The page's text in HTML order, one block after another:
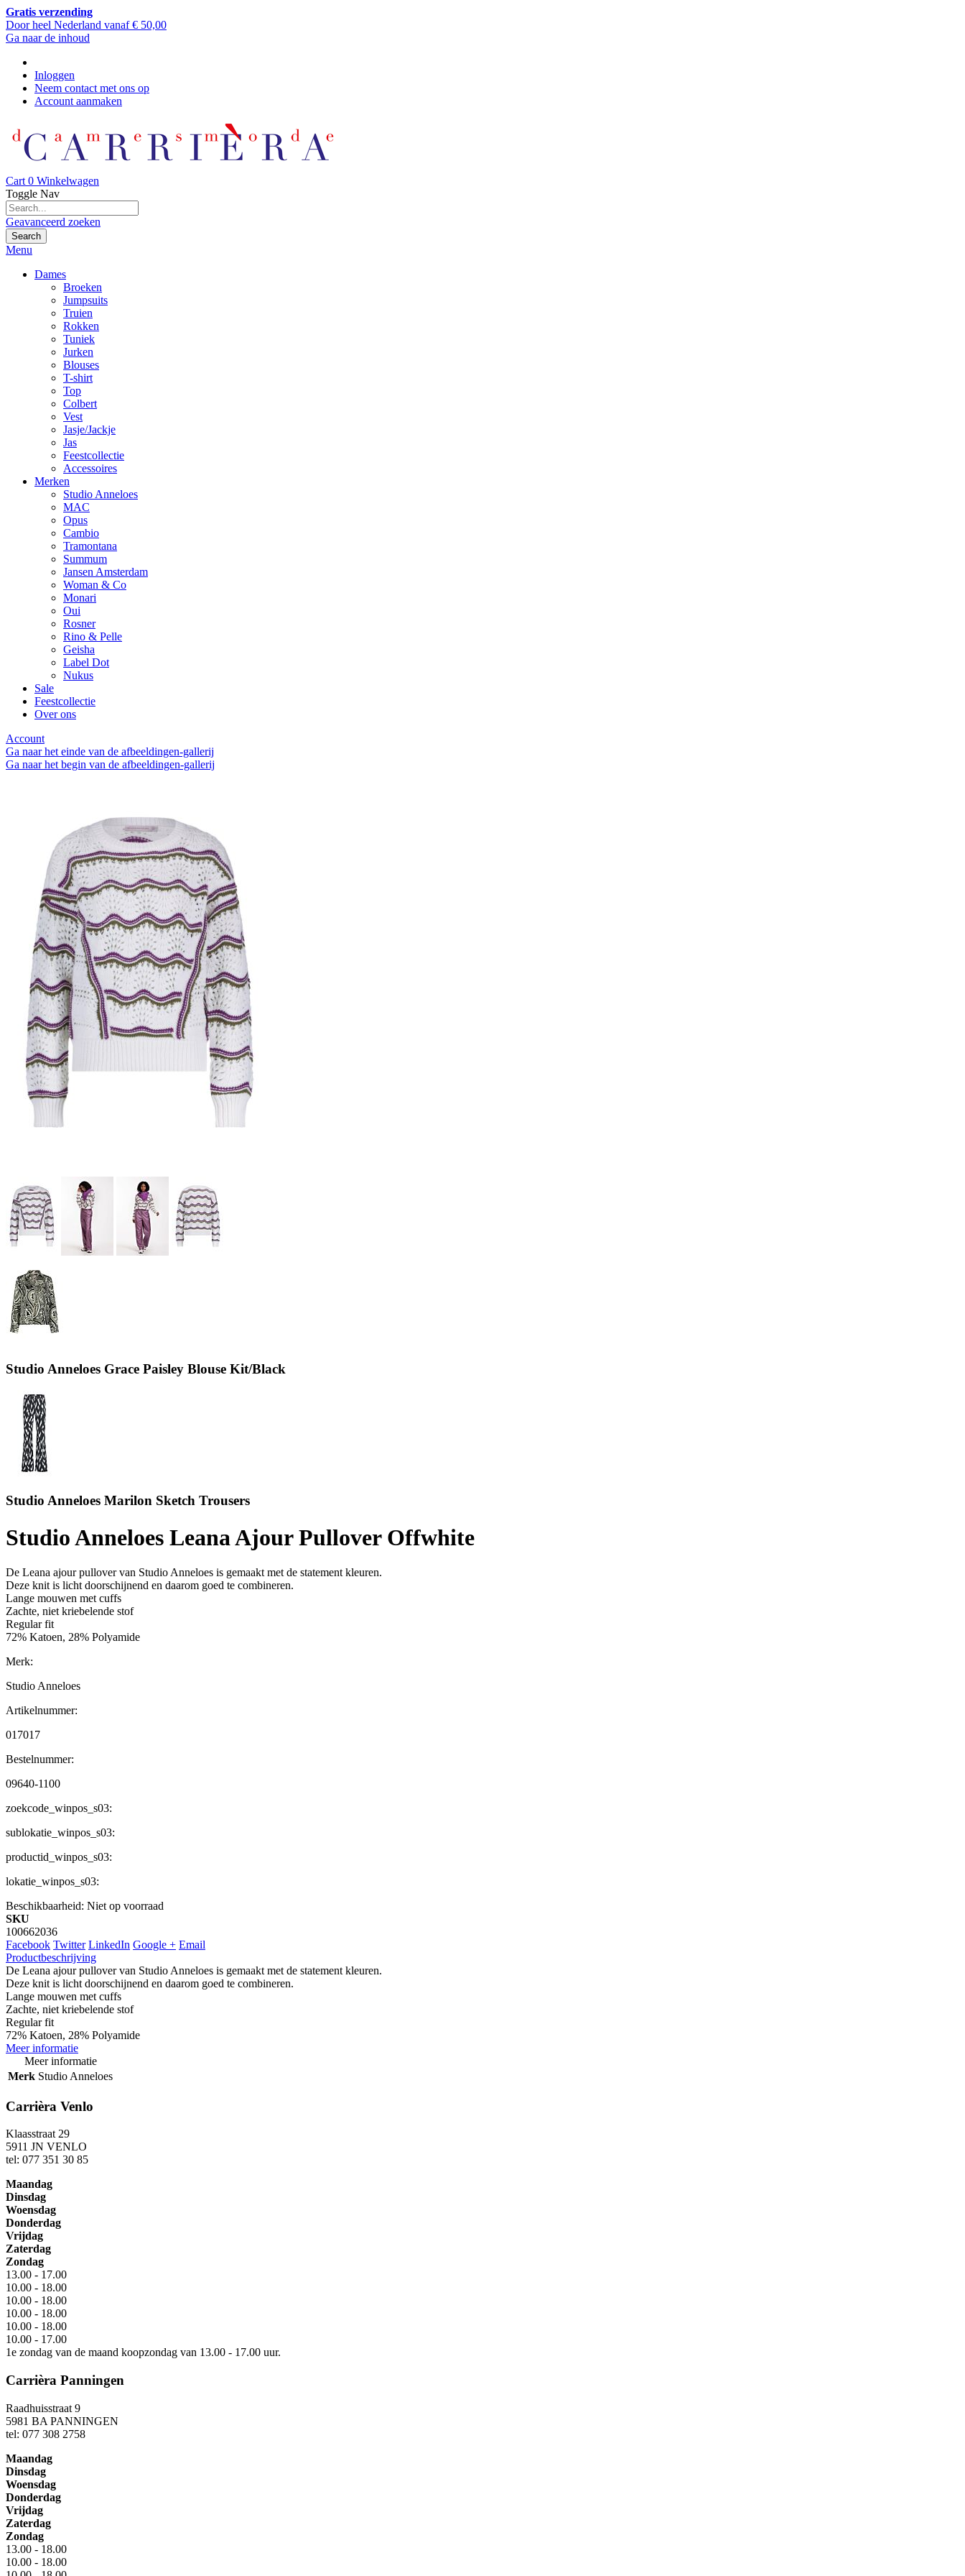
Gratis verzending
Door heel Nederland vanaf € 50,00
Ga naar de inhoud
Inloggen
Neem contact met ons op
Account aanmaken
Cart 0 Winkelwagen
Toggle Nav
Geavanceerd zoeken
Search
Menu
Dames
Broeken
Jumpsuits
Truien
Rokken
Tuniek
Jurken
Blouses
T-shirt
Top
Colbert
Vest
Jasje/Jackje
Jas
Feestcollectie
Accessoires
Merken
Studio Anneloes
MAC
Opus
Cambio
Tramontana
Summum
Jansen Amsterdam
Woman & Co
Monari
Oui
Rosner
Rino & Pelle
Geisha
Label Dot
Nukus
Sale
Feestcollectie
Over ons
Account
Ga naar het einde van de afbeeldingen-gallerij
Ga naar het begin van de afbeeldingen-gallerij
Studio Anneloes Grace Paisley Blouse Kit/Black
Studio Anneloes Marilon Sketch Trousers
Studio Anneloes Leana Ajour Pullover Offwhite
De Leana ajour pullover van Studio Anneloes is gemaakt met de statement kleuren.
Deze knit is licht doorschijnend en daarom goed te combineren.
Lange mouwen met cuffs
Zachte, niet kriebelende stof
Regular fit
72% Katoen, 28% Polyamide
Merk:
Studio Anneloes
Artikelnummer:
017017
Bestelnummer:
09640-1100
zoekcode_winpos_s03:
sublokatie_winpos_s03:
productid_winpos_s03:
lokatie_winpos_s03:
Beschikbaarheid: Niet op voorraad
SKU
100662036
Facebook Twitter LinkedIn Google + Email
Productbeschrijving
De Leana ajour pullover van Studio Anneloes is gemaakt met de statement kleuren.
Deze knit is licht doorschijnend en daarom goed te combineren.
Lange mouwen met cuffs
Zachte, niet kriebelende stof
Regular fit
72% Katoen, 28% Polyamide
Meer informatie
Meer informatie
Merk Studio Anneloes
Carrièra Venlo
Klaasstraat 29
5911 JN VENLO
tel: 077 351 30 85
Maandag
Dinsdag
Woensdag
Donderdag
Vrijdag
Zaterdag
Zondag
13.00 - 17.00
10.00 - 18.00
10.00 - 18.00
10.00 - 18.00
10.00 - 18.00
10.00 - 17.00
1e zondag van de maand koopzondag van 13.00 - 17.00 uur.
Carrièra Panningen
Raadhuisstraat 9
5981 BA PANNINGEN
tel: 077 308 2758
Maandag
Dinsdag
Woensdag
Donderdag
Vrijdag
Zaterdag
Zondag
13.00 - 18.00
10.00 - 18.00